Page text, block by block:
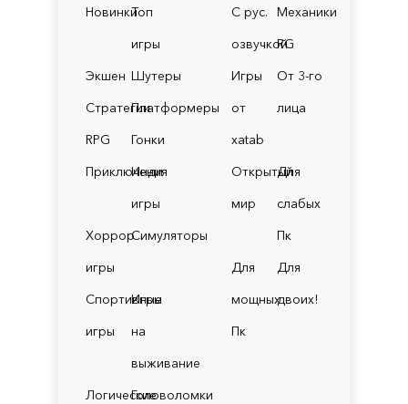
НовинкиТоп
игры
Экшен Шутеры
СтратегииПлатформеры
RPG
Гонки
Приключения
Инди
игры
Хоррор
игры
Симуляторы
Спортивные
игры
Игры
на
выживание
ЛогическиеГоловоломки
С рус.
озвучкой
Механики
RG
Игры
от
xatab
От 3-го
лица
Открытый
мир
Для
слабых
Пк
Для
мощных
Пк
Для
двоих!